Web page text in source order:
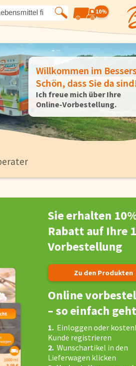
10%
Angebote
Früchte
Gewürze
Fleisch
Pizzen und
Torten und
Willkommen im
Schön, dass Sie da
Ich freue mich über Ihre
Online-Vorbestellung.
Sie erhalten
Rabatt auf Ihre
Vorbestellung
Zu den Produkten
Online
– so einfach
1. Einloggen oder
Kunde registrieren
2.Wunschartikel in den
Lieferwagen klicken